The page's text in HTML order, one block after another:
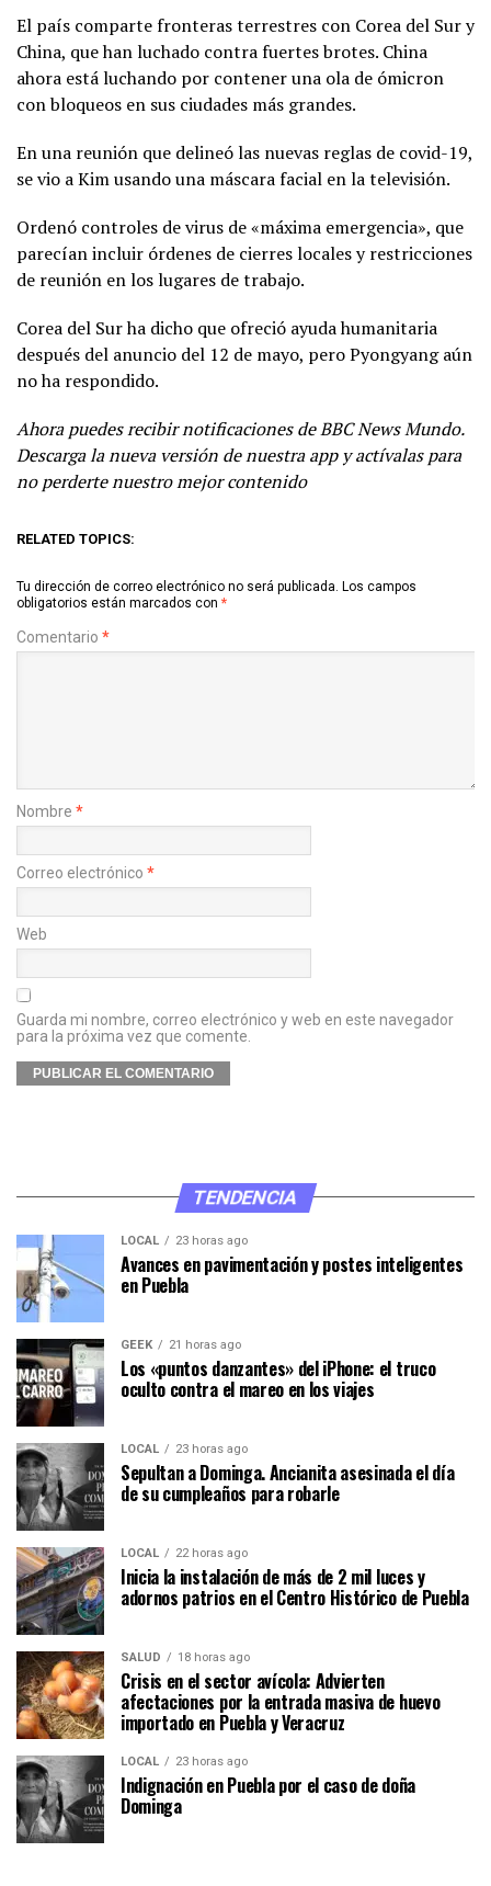
El país comparte fronteras terrestres con Corea del Sur y
China, que han luchado contra fuertes brotes. China
ahora está luchando por contener una ola de ómicron
con bloqueos en sus ciudades más grandes.
En una reunión que delineó las nuevas reglas de covid-19,
se vio a Kim usando una máscara facial en la televisión.
Ordenó controles de virus de «máxima emergencia», que
parecían incluir órdenes de cierres locales y restricciones
de reunión en los lugares de trabajo.
Corea del Sur ha dicho que ofreció ayuda humanitaria
después del anuncio del 12 de mayo, pero Pyongyang aún
no ha respondido.
Ahora puedes recibir notificaciones de BBC News Mundo.
Descarga la nueva versión de nuestra app y actívalas para
no perderte nuestro mejor contenido
RELATED TOPICS:
Tu dirección de correo electrónico no será publicada. Los campos
obligatorios están marcados con *
Comentario *
Nombre *
Correo electrónico *
Web
Guarda mi nombre, correo electrónico y web en este navegador
para la próxima vez que comente.
TENDENCIA
LOCAL 23 horas ago
Avances en pavimentación y postes inteligentes
en Puebla
GEEK 21 horas ago
Los «puntos danzantes» del iPhone: el truco
oculto contra el mareo en los viajes
LOCAL 23 horas ago
Sepultan a Dominga. Ancianita asesinada el día
de su cumpleaños para robarle
LOCAL 22 horas ago
Inicia la instalación de más de 2 mil luces y
adornos patrios en el Centro Histórico de Puebla
SALUD 18 horas ago
Crisis en el sector avícola: Advierten
afectaciones por la entrada masiva de huevo
importado en Puebla y Veracruz
LOCAL 23 horas ago
Indignación en Puebla por el caso de doña
Dominga